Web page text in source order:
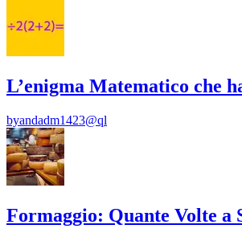
L’enigma Matematico che
byandadm1423@ql
Formaggio: Quante Volte a